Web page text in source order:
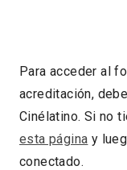
Para acceder al
acreditación,
Cinélatino. Si no
esta página y
conectado.